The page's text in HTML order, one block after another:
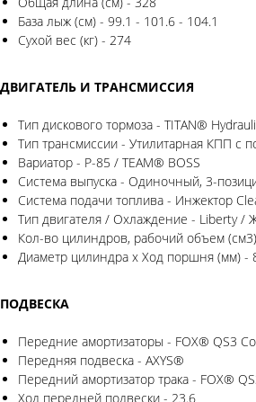
База лыж (см) - 99.1 - 101.6 - 104.1
Сухой вес (кг) - 274
ДВИГАТЕЛЬ И ТРАНСМИССИЯ
Тип дискового тормоза - TITAN®
Тип трансмиссии - Утилитарная КПП с
Вариатор - P-85 / TEAM® BOSS
Система выпуска - Одиночный, 3-
Система подачи топлива - Инжектор
Тип двигателя / Охлаждение - Liberty /
Кол-во цилиндров, рабочий объем
Диаметр цилиндра x Ход поршня (мм) -
ПОДВЕСКА
Передние амортизаторы - FOX® QS3
Передняя подвеска - AXYS®
Передний амортизатор трака - FOX®
Ход передней подвески - 23.6